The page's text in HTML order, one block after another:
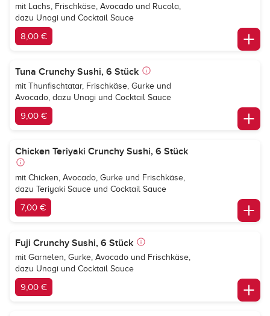
mit Lachs, Frischkäse, Avocado und Rucola,
dazu Unagi und Cocktail Sauce
8,00 €
Tuna Crunchy Sushi, 6 Stück
mit Thunfischtatar, Frischkäse, Gurke und
Avocado, dazu Unagi und Cocktail Sauce
9,00 €
Chicken Teriyaki Crunchy Sushi, 6 Stück
mit Chicken, Avocado, Gurke und Frischkäse,
dazu Teriyaki Sauce und Cocktail Sauce
7,00 €
Fuji Crunchy Sushi, 6 Stück
mit Garnelen, Gurke, Avocado und Frischkäse,
dazu Unagi und Cocktail Sauce
9,00 €